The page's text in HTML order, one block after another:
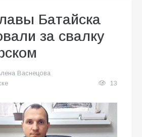
Батайска
за свалку
Васнецова
13